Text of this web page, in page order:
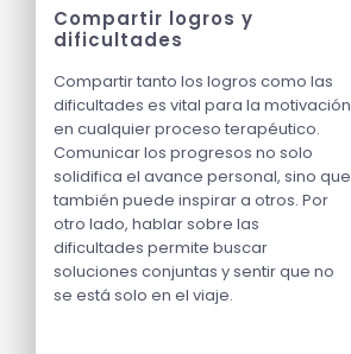
Compartir logros y
dificultades
Compartir tanto los logros como las
dificultades es vital para la motivación
en cualquier proceso terapéutico.
Comunicar los progresos no solo
solidifica el avance personal, sino que
también puede inspirar a otros. Por
otro lado, hablar sobre las
dificultades permite buscar
soluciones conjuntas y sentir que no
se está solo en el viaje.